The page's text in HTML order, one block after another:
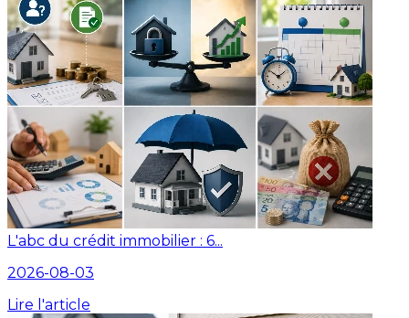
L'abc du crédit immobilier : 6...
2026-08-03
Lire l'article